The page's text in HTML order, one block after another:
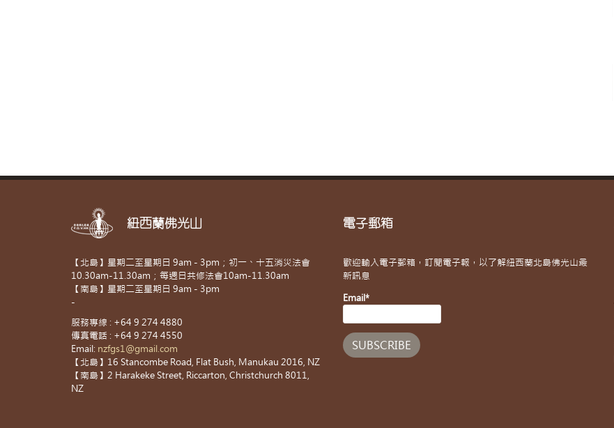
紐西蘭佛光山
【北島】星期二至星期日 9am - 3pm；初一、十五消災法會
10.30am-11.30am；每週日共修法會10am-11.30am
【南島】星期二至星期日 9am - 3pm
-
服務專線 : +64 9 274 4880
傳真電話 : +64 9 274 4550
Email: nzfgs1@gmail.com
【北島】16 Stancombe Road, Flat Bush, Manukau 2016, NZ
【南島】2 Harakeke Street, Riccarton, Christchurch 8011,
NZ
電子郵箱
歡迎輸入電子郵箱，訂閱電子報，以了解紐西蘭北島佛光山最
新訊息
Email*